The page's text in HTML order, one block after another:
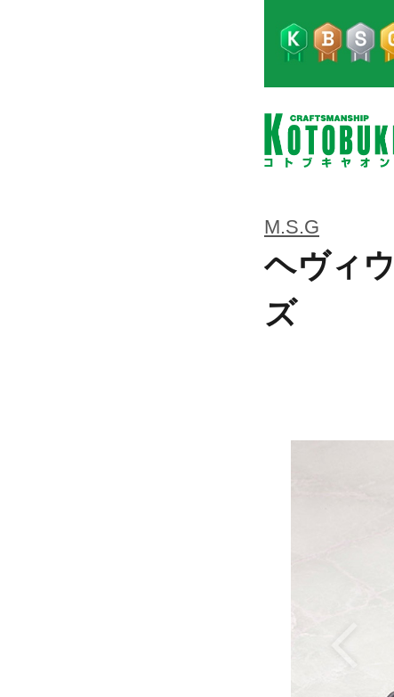
M.S.G
ヘヴィ
ズ